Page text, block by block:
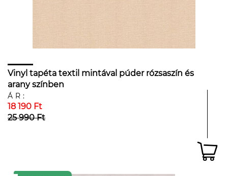
Vinyl tapéta textil mintával púder rózsaszín és
arany színben
ÁR:
18 190 Ft
25 990 Ft